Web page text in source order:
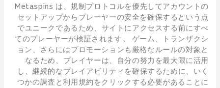
Metaspins は、規制プロトコルを優先してアカウントの
セットアップからプレーヤーの安全を確保するという点
でユニークであるため、サイトにアクセスする前にすべ
てのプレーヤーが検証されます。 ゲーム、トランザクシ
ョン、さらにはプロモーションも厳格なルールの対象と
なるため、プレイヤーは、自分の努力を最大限に活用
し、継続的なプレイアビリティを確保するために、いく
つかの調査と利用規約をクリックする必要があることに